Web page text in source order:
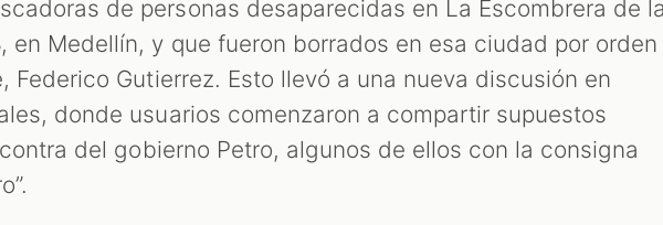
de personas desaparecidas en La Escombrera de
en Medellín, y que fueron borrados en esa ciudad por orden
Federico Gutierrez. Esto llevó a una nueva discusión en
donde usuarios comenzaron a compartir supuestos
del gobierno Petro, algunos de ellos con la consigna